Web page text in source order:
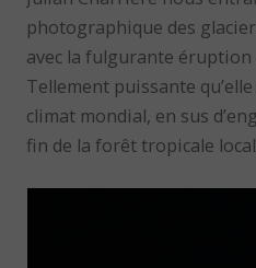
photographique des
avec la fulgurante éruption
Tellement puissante
climat mondial, en sus
fin de la forêt tropicale